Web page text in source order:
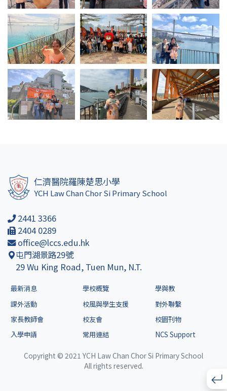
仁濟醫院羅陳楚思小學
YCH Law Chan Chor Si Primary School
2441 3366
2404 0289
office@lccs.edu.hk
屯門湖景路29號
29 Wu King Road, Tuen Mun, N.T.
最新消息 學校概覽
學與教
課外活動
校風與學生支援
對外聯繫
家長教師會
校友會
校園刊物
入學申請
常用連結 NCS Support
Copyright © 2021 YCH Law Chan Chor Si Primary School
All rights reserved.